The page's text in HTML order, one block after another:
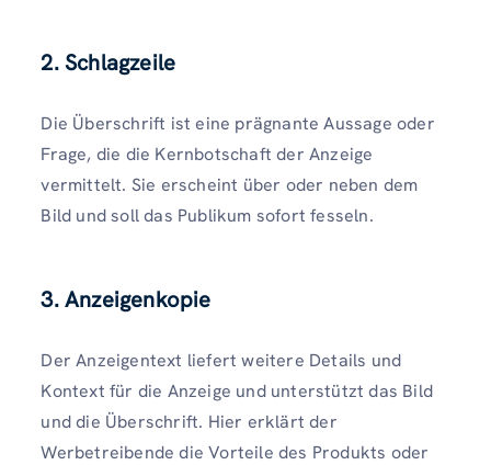
2. Schlagzeile
Die Überschrift ist eine prägnante Aussage oder
Frage, die die Kernbotschaft der Anzeige
vermittelt. Sie erscheint über oder neben dem
Bild und soll das Publikum sofort fesseln.
3. Anzeigenkopie
Der Anzeigentext liefert weitere Details und
Kontext für die Anzeige und unterstützt das Bild
und die Überschrift. Hier erklärt der
Werbetreibende die Vorteile des Produkts oder